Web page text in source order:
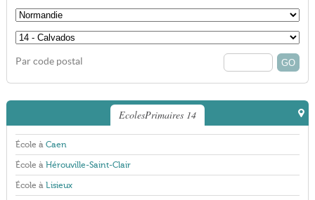
Par code postal
EcolesPrimaires 14
École à Caen
École à Hérouville-Saint-Clair
École à Lisieux